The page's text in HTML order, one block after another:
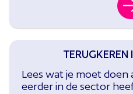
TERUGKEREN
Lees wat je moet doen
eerder in de sector